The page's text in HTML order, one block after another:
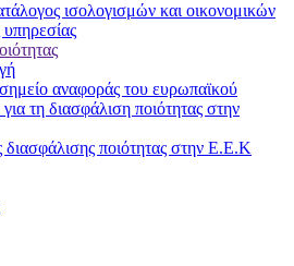
ισολογισμών και οικονομικών
αναφοράς του ευρωπαϊκού
για τη διασφάλιση ποιότητας στην
διασφάλισης ποιότητας στην Ε.Ε.Κ